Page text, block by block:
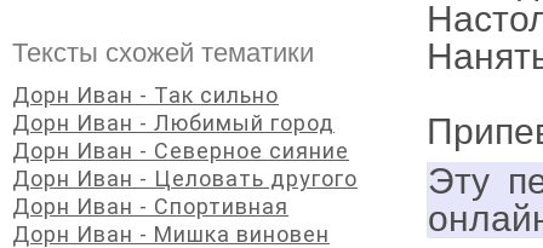
Эту
Тексты схожей тематики
Дорн Иван - Так сильно
Дорн Иван - Любимый город
Дорн Иван - Северное сияние
Дорн Иван - Целовать другого
Дорн Иван - Спортивная
Дорн Иван - Мишка виновен